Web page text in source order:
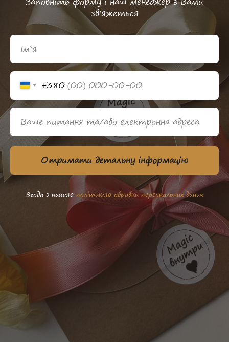
зв'яжеться
+380
Отримати детальну інформацію
Згода з нашою політикою обробки персональних даних